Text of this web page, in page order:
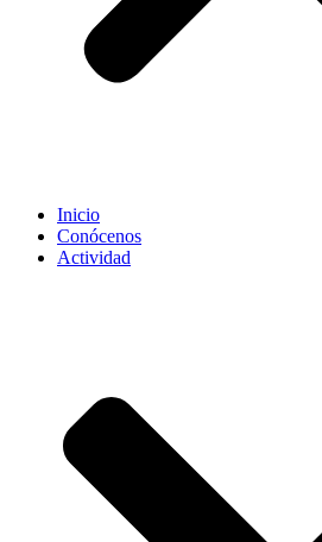
Inicio
Conócenos
Actividad